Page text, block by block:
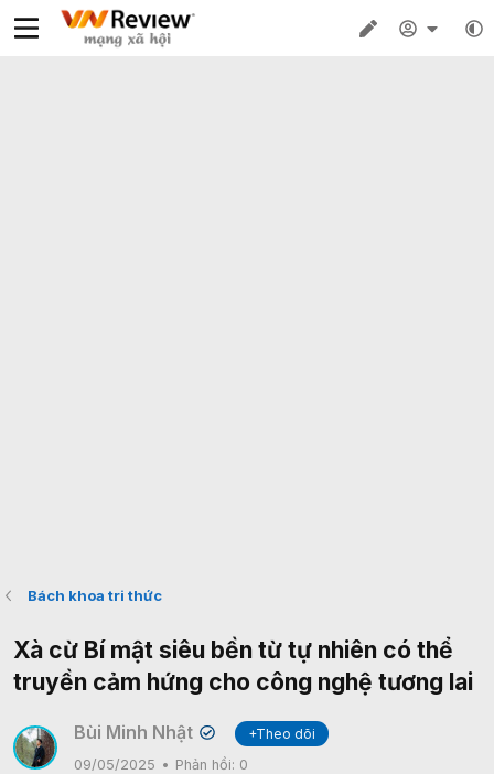
Bách khoa tri thức
Xà cừ Bí mật siêu bền từ tự nhiên có thể
truyền cảm hứng cho công nghệ tương lai
Bùi Minh Nhật ✔
+Theo dõi
09/05/2025
Phản hồi: 0